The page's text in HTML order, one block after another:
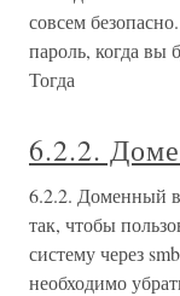
совсем
пароль, когда вы
Тогда
6.2.2.
6.2.2. Доменный
так, чтобы
систему через
необходимо